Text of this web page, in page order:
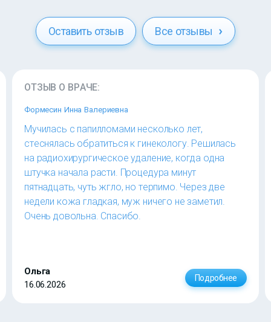
Оставить отзыв Все отзывы
ОТЗЫВ О ВРАЧЕ:
Формесин Инна Валериевна
Мучилась с папилломами несколько лет,
стеснялась обратиться к гинекологу. Решилась
на радиохирургическое удаление, когда одна
штучка начала расти. Процедура минут
пятнадцать, чуть жгло, но терпимо. Через две
недели кожа гладкая, муж ничего не заметил.
Очень довольна. Спасибо.
Ольга
16.06.2026
Подробнее